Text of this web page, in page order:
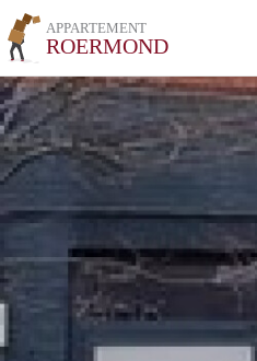
APPARTEMENT
ROERMOND